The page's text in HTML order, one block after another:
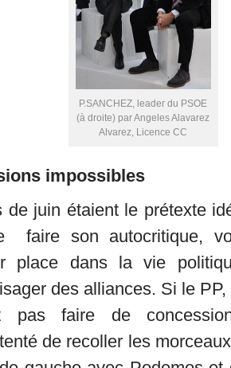
P.SANCHEZ, leader du PSOE
(à droite) par Angeles Alavarez
Alvarez, Licence CC
impossibles
de juin étaient le prétexte
faire son autocritique,
place dans la vie
des alliances. Si le
pas faire de
de recoller les